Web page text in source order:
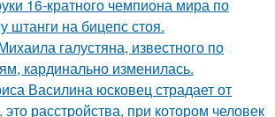
16-кратного чемпиона мира по
штанги на бицепс стоя.
галустяна, известного по
кардинально изменилась.
Василина юсковец страдает от
расстройства, при котором человек